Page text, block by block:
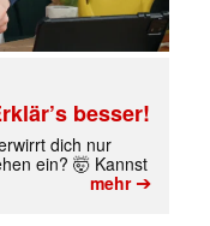
besser!
dich nur
ein? 🤯 Kannst
mehr➔